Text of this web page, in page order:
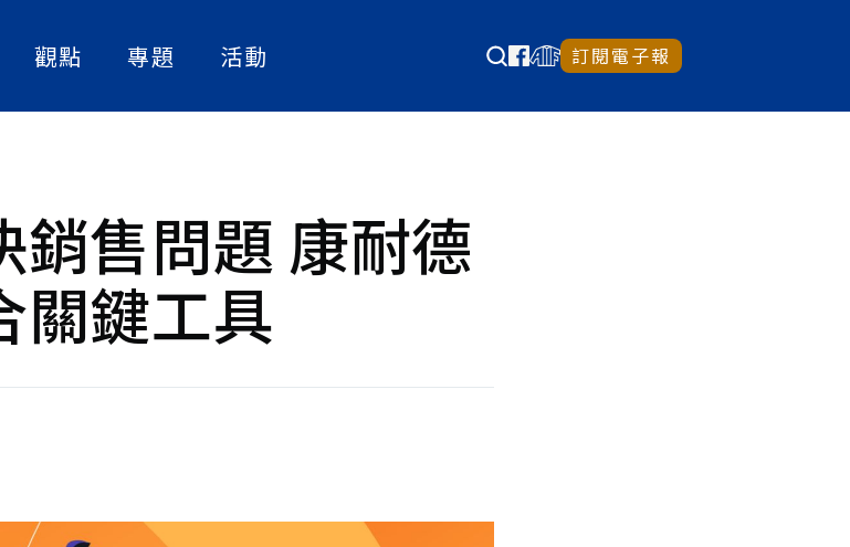
解析
觀點
人物訪談
策略觀點
大話智慧製造
社畜看天下
NExT Forum
專題 活動 訂閱電子報
銷售問題 康耐德
關鍵工具